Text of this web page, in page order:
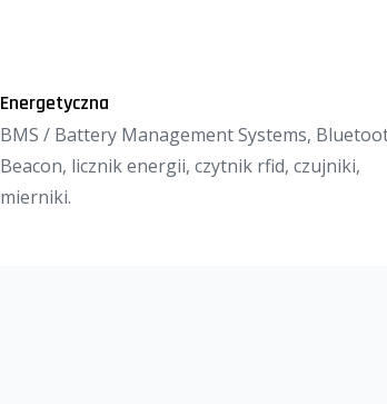
Energetyczna
BMS / Battery Management Systems,
Beacon, licznik energii, czytnik rfid, czujniki,
mierniki.